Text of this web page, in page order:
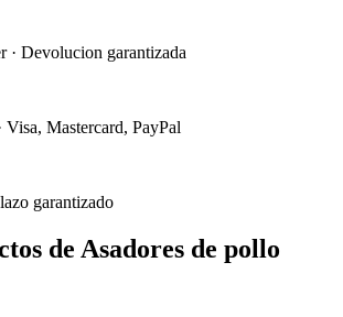
· Devolucion garantizada
Visa, Mastercard, PayPal
garantizado
de Asadores de pollo